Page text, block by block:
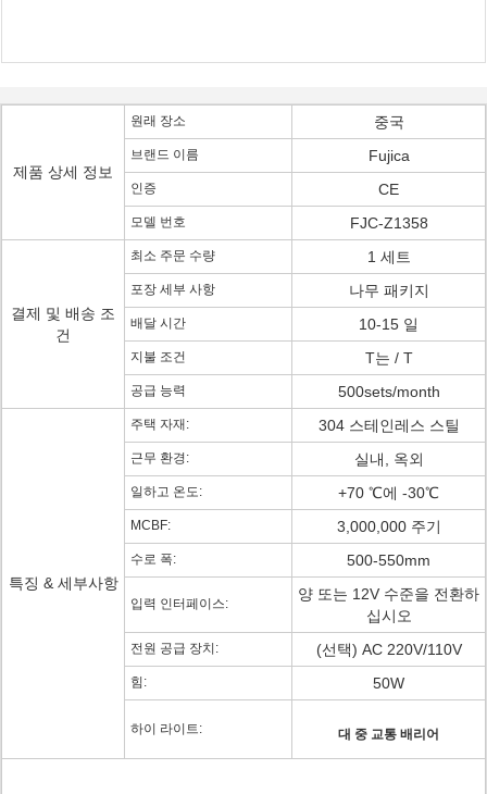
제품 상세 정보
원래 장소 중국
브랜드 이름 Fujica
인증 CE
모델 번호 FJC-Z1358
결제 및 배송 조
건
최소 주문 수량 1 세트
포장 세부 사항 나무 패키지
배달 시간 10-15 일
지불 조건 T는 / T
공급 능력 500sets/month
특징 & 세부사항
주택 자재: 304 스테인레스 스틸
근무 환경: 실내, 옥외
일하고 온도: +70 ℃에 -30℃
MCBF: 3,000,000 주기
수로 폭: 500-550mm
입력 인터페이스:
양 또는 12V 수준을 전환하
십시오
전원 공급 장치: (선택) AC 220V/110V
힘: 50W
하이 라이트: 대 중 교통 배리어